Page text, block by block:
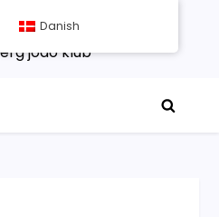
jodo klub
Danish